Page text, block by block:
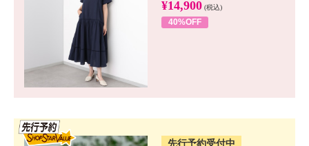
¥14,900 (税込)
40%OFF
先行予約受付中